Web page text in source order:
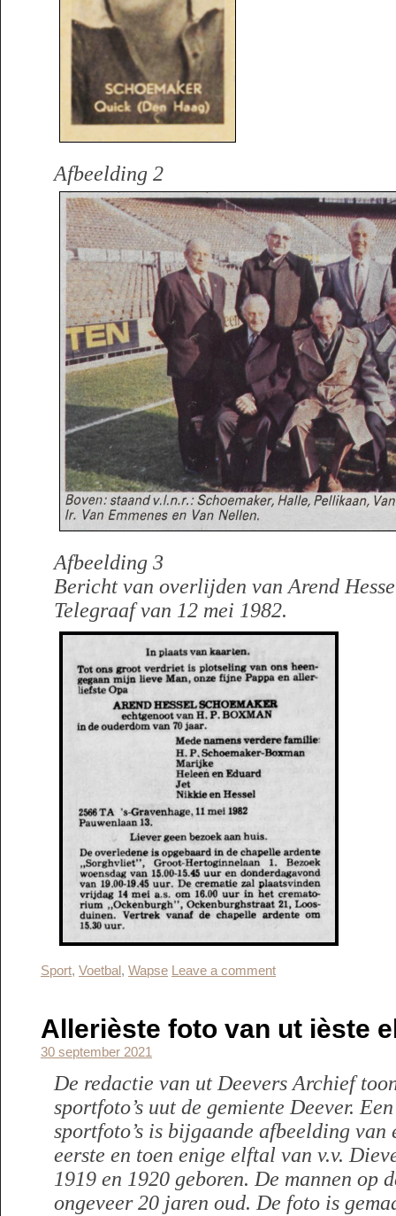
Afbeelding 2
Afbeelding 3
Bericht van overlijden van Arend
Telegraaf van 12 mei 1982.
Sport, Voetbal , Wapse Leave a comment
Allerièste foto van ut ièste
30 september 2021
De redactie van ut Deevers Archief
sportfoto’s uut de gemiente Deever.
sportfoto’s is bijgaande afbeelding
eerste en toen enige elftal van v.v.
1919 en 1920 geboren. De mannen op
ongeveer 20 jaren oud. De foto is